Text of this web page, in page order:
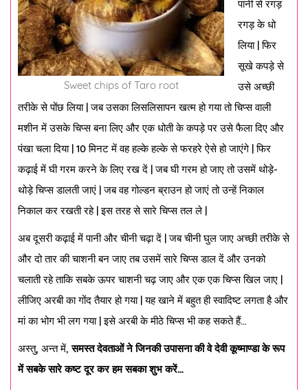
Sweet chips of Taro root
पानी से रगड़
रगड़ के धो
लिया | फिर
सूखे कपड़े से
उसे अच्छी
तरीके से पोंछ लिया | जब उसका लिसलिसापन खत्म हो गया तो चिप्स वाली
मशीन में उसके चिप्स बना लिए और एक धोती के कपड़े पर उसे फैला दिए और
पंखा चला दिया | 10 मिनट में वह हल्के हल्के से फरहरे ऐसे हो जाएंगे | फिर
कढ़ाई में घी गरम करने के लिए रख दें | जब घी गरम हो जाए तो उसमें थोड़े-
थोड़े चिप्स डालती जाएं | जब वह गोल्डन ब्राउन हो जाएं तो उन्हें निकाल
निकाल कर रखती रहे | इस तरह से सारे चिप्स तल ले |
अब दूसरी कढ़ाई में पानी और चीनी चढ़ा दें | जब चीनी घुल जाए अच्छी तरीके से
और दो तार की चाशनी बन जाए तब उसमें सारे चिप्स डाल दें और उनको
चलाती रहे ताकि सबके ऊपर चाशनी चढ़ जाए और एक एक चिप्स खिल जाए |
लीजिए अरबी का गोंद तैयार हो गया | यह खाने में बहुत ही स्वादिष्ट लगता है और
मां का भोग भी लग गया | इसे अरबी के मीठे चिप्स भी कह सकते हैं…
अस्तु, अन्त में,समस्त देवताओं ने जिनकी उपासना की वे देवी कूष्माण्डा के रूप
में सबके सारे कष्ट दूर कर हम सबका शुभ करें…